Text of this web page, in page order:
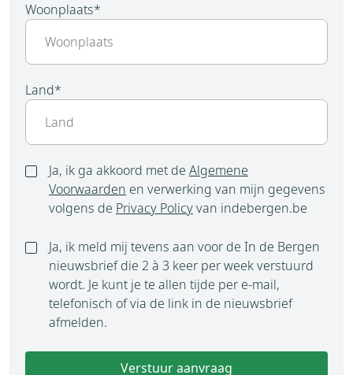
Woonplaats*
Land*
Ja, ik ga akkoord met de Algemene
Voorwaarden en verwerking van mijn gegevens
volgens de Privacy Policyvan indebergen.be
Ja, ik meld mij tevens aan voor de In de Bergen
nieuwsbrief die 2 à 3 keer per week verstuurd
wordt. Je kunt je te allen tijde per e-mail,
telefonisch of via de link in de nieuwsbrief
afmelden.
Verstuur aanvraag